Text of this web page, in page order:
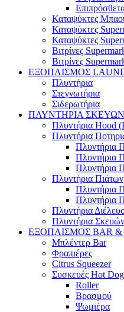
Καταψύκτες
Καταψύκτες
Καταψύκτες
Βιτρίνες
Βιτρίνες
ΕΞΟΠΛΙΣΜΟΣ
Πλυντήρια
Στεγνωτήρια
Σιδερωτήρια
ΠΛΥΝΤΗΡΙΑ ΣΚΕΥΩΝ
Πλυντήρια Hood
Πλυντήρια
Πλυντήρια
Πλυντήρια
Πλυντήρια
Πλυντήρια Πιάτων
Πλυντήρια
Πλυντήρια
Πλυντήρια
Πλυντήρια
ΕΞΟΠΛΙΣΜΟΣ BAR &
Μπλέντερ Bar
Φραπιέρες
Citrus Squeezer
Συσκευές Hot Dog
Roller
Βρασμού
Ψωμιέρα